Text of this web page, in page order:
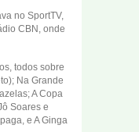
no SportTV,
CBN, onde
todos sobre
Na Grande
A Copa
Soares e
e A Ginga